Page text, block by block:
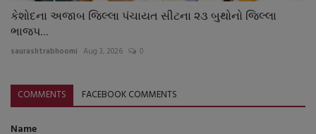
કેશોદના અજાબ જિલ્લા પંચાયત સીટના ૨૩ બુથોનો જિલ્લા
ભાજપ...
saurashtrabhoomi Aug 3, 2026 0
COMMENTS FACEBOOK COMMENTS
Name